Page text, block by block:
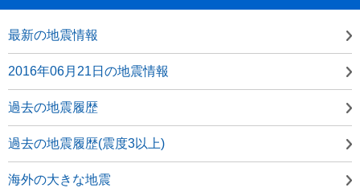
最新の地震情報
2016年06月21日の地震情報
過去の地震履歴
過去の地震履歴(震度3以上)
海外の大きな地震